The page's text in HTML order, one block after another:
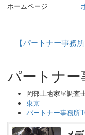
ホームページ
【パートナー事務
パートナー
岡部土地家屋調査
東京
パートナー事務所